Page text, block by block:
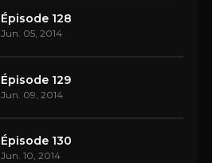
Épisode 128
Jun. 05, 2014
Épisode 129
Jun. 09, 2014
Épisode 130
Jun. 10, 2014